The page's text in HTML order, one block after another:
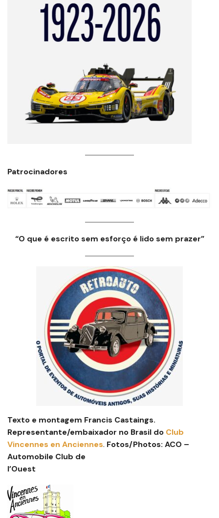
Patrocinadores
“O que é escrito sem esforço é lido sem prazer”
Texto e montagem Francis Castaings.
Representante/embaixador no Brasil do Club
Vincennes en Anciennes. Fotos/Photos: ACO –
Automobile Club de
l’Ouest